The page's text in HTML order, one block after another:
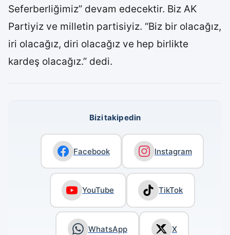
Seferberliğimiz” devam edecektir. Biz AK
Partiyiz ve milletin partisiyiz. “Biz bir olacağız,
iri olacağız, diri olacağız ve hep birlikte
kardeş olacağız.” dedi.
Bizi takip edin
Facebook Instagram
YouTube TikTok
WhatsApp X